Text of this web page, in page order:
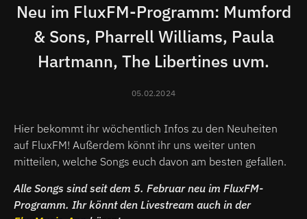
Neu im FluxFM-Programm: Mumford
& Sons, Pharrell Williams, Paula
Hartmann, The Libertines uvm.
05.02.2024
Hier bekommt ihr wöchentlich Infos zu den Neuheiten
auf FluxFM! Außerdem könnt ihr uns weiter unten
mitteilen, welche Songs euch davon am besten gefallen.
Alle Songs sind seit dem 5. Februar neu im FluxFM-
Programm. Ihr könnt den Livestream auch in der